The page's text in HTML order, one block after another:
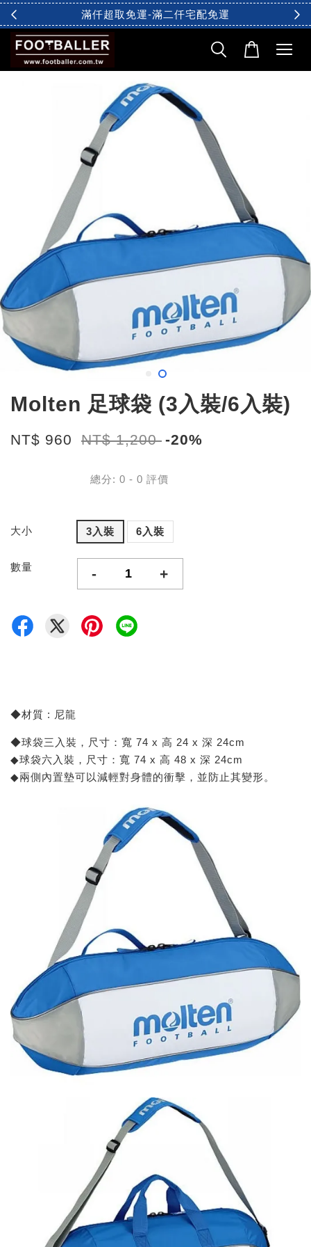
滿仟超取免運-滿二仟宅配免運
Molten 足球袋 (3入裝/6入裝)
NT$ 960 NT$ 1,200 -20%
總分: 0 - 0 評價
大小 3入裝 6入裝
數量 - +
◆材質 : 尼龍
◆球袋三入裝，尺寸：寬 74 x 高 24 x 深 24cm
◆球袋六入裝，尺寸：寬 74 x 高 48 x 深 24cm
◆兩側內置墊可以減輕對身體的衝擊，並防止其變形。